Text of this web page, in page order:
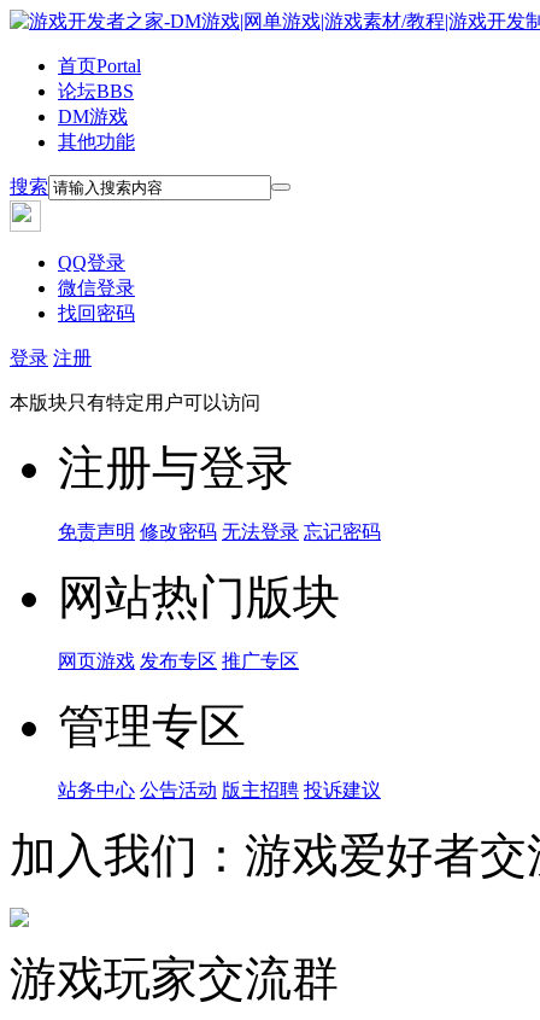
首页Portal
论坛BBS
DM游戏
其他功能
搜索
QQ登录
微信登录
找回密码
登录 注册
本版块只有特定用户可以访问
注册与登录
免责声明 修改密码 无法登录 忘记密码
网站热门版块
网页游戏 发布专区 推广专区
管理专区
站务中心 公告活动 版主招聘 投诉建议
加入我们：游戏爱好者交
游戏玩家交流群